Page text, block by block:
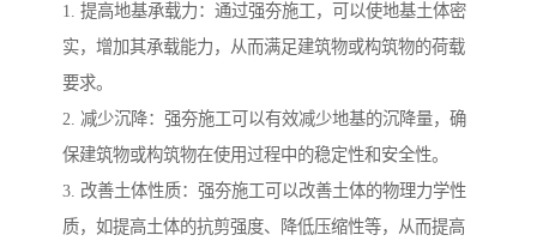
1. 提高地基承载力：通过强夯施工，可以使地基土体密
实，增加其承载能力，从而满足建筑物或构筑物的荷载
要求。
2. 减少沉降：强夯施工可以有效减少地基的沉降量，确
保建筑物或构筑物在使用过程中的稳定性和安全性。
3. 改善土体性质：强夯施工可以改善土体的物理力学性
质，如提高土体的抗剪强度、降低压缩性等，从而提高